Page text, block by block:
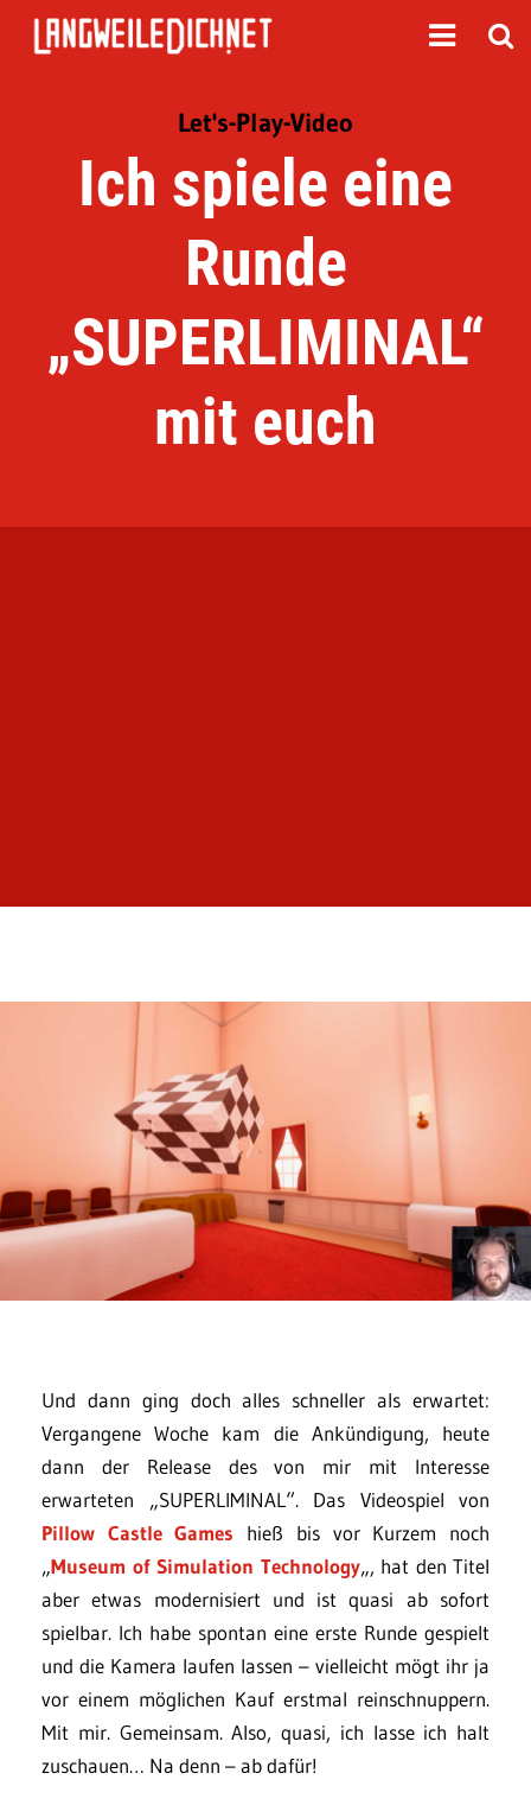
Let's-Play-Video
Ich spiele eine
Runde
„SUPERLIMINAL“
mit euch
Und dann ging doch alles schneller als erwartet:
Vergangene Woche kam die Ankündigung, heute
dann der Release des von mir mit Interesse
erwarteten „SUPERLIMINAL“. Das Videospiel von
Pillow Castle Games hieß bis vor Kurzem noch
„Museum of Simulation Technology„, hat den Titel
aber etwas modernisiert und ist quasi ab sofort
spielbar. Ich habe spontan eine erste Runde gespielt
und die Kamera laufen lassen – vielleicht mögt ihr ja
vor einem möglichen Kauf erstmal reinschnuppern.
Mit mir. Gemeinsam. Also, quasi, ich lasse ich halt
zuschauen… Na denn – ab dafür!